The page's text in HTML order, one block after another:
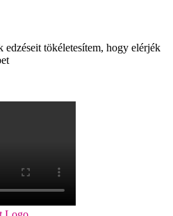
edzéseit tökéletesítem, hogy elérjék